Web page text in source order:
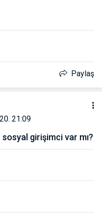
Paylaş
21:09
sosyal girişimci var mı?